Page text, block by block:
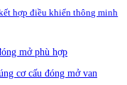
hợp điều khiển thông minh
mở phù hợp
cơ cấu đóng mở van